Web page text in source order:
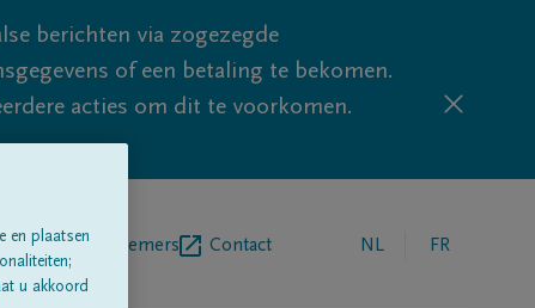
berichten via zogezegde
of een betaling te bekomen.
acties om dit te voorkomen.
Contact NL FR
en plaatsen
u akkoord